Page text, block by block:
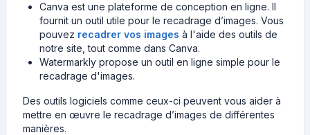
Canva est une plateforme de conception en ligne. Il
fournit un outil utile pour le recadrage d’images. Vous
pouvez recadrer vos images à l'aide des outils de
notre site, tout comme dans Canva.
Watermarkly propose un outil en ligne simple pour le
recadrage d'images.
Des outils logiciels comme ceux-ci peuvent vous aider à
mettre en œuvre le recadrage d’images de différentes
manières.